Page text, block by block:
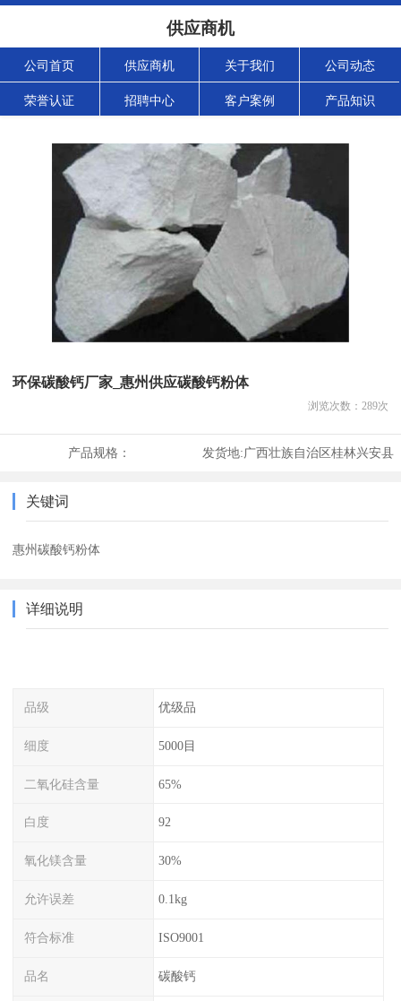
供应商机
公司首页 供应商机 关于我们 公司动态
荣誉认证 招聘中心 客户案例 产品知识
环保碳酸钙厂家_惠州供应碳酸钙粉体
浏览次数： 289次
产品规格： 发货地:广西壮族自治区桂林兴安县
关键词
惠州碳酸钙粉体
详细说明
品级 优级品
细度 5000目
二氧化硅含量 65%
白度 92
氧化镁含量 30%
允许误差 0.1kg
符合标准 ISO9001
品名 碳酸钙